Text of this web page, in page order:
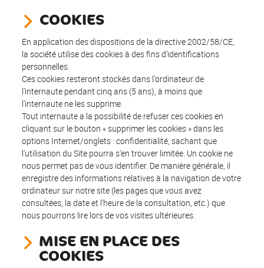
COOKIES
En application des dispositions de la directive 2002/58/CE,
la société utilise des cookies à des fins d'identifications
personnelles.
Ces cookies resteront stockés dans l'ordinateur de
l'internaute pendant cinq ans (5 ans), à moins que
l'internaute ne les supprime.
Tout internaute a la possibilité de refuser ces cookies en
cliquant sur le bouton « supprimer les cookies » dans les
options Internet/onglets : confidentialité, sachant que
l'utilisation du Site pourra s'en trouver limitée. Un cookie ne
nous permet pas de vous identifier. De manière générale, il
enregistre des informations relatives à la navigation de votre
ordinateur sur notre site (les pages que vous avez
consultées, la date et l'heure de la consultation, etc.) que
nous pourrons lire lors de vos visites ultérieures.
MISE EN PLACE DES
COOKIES